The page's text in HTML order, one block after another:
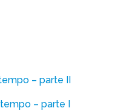
– parte II
– parte I